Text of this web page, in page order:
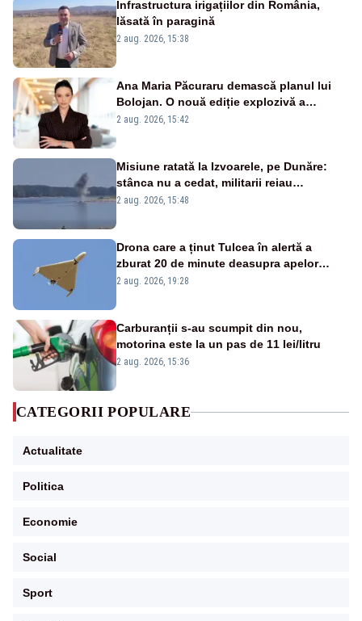
Infrastructura irigațiilor din România,
lăsată în paragină
2 aug. 2026, 15:38
Ana Maria Păcuraru demască planul lui
Bolojan. O nouă ediție explozivă a
emisiunii „Miza Zilei” la Realitatea PLUS
2 aug. 2026, 15:42
Misiune ratată la Izvoarele, pe Dunăre:
stânca nu a cedat, militarii reiau
detonările luni – VIDEO
2 aug. 2026, 15:48
Drona care a ținut Tulcea în alertă a
zburat 20 de minute deasupra apelor
României. Au fost ridicate două F-16
2 aug. 2026, 19:28
Carburanții s-au scumpit din nou,
motorina este la un pas de 11 lei/litru
2 aug. 2026, 15:36
CATEGORII POPULARE
Actualitate
Politica
Economie
Social
Sport